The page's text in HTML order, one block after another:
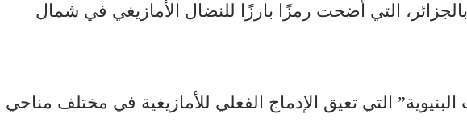
1980 بمنطقة القبايل بالجزائر، التي أضحت رمزًا بارزًا للنضال الأمازيغي في شمال
التي تعيق الإدماج الفعلي للأمازيغية في مختلف مناحي